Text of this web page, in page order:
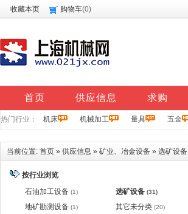
收藏本页 购物车(0)
首页 供应信息 求购
热门行业： 机床 机械加工 量具 五金
当前位置: 首页 » 供应信息 » 矿业、冶金设备 » 选矿设备
按行业浏览
石油加工设备 (1) 选矿设备 (31)
地矿勘测设备 (1) 其它未分类 (20)